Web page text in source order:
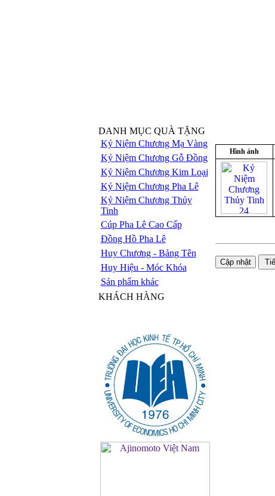
DANH MỤC QUÀ TẶNG
Kỷ Niệm Chương Mạ Vàng
Kỷ Niệm Chương Gỗ Đồng
Kỷ Niệm Chương Kim Loại
Kỷ Niệm Chương Pha Lê
Kỷ Niệm Chương Thủy
Tinh
Cúp Pha Lê Cao Cấp
Đồng Hồ Pha Lê
Huy Chương - Bảng Tên
Huy Hiệu - Móc Khóa
Sản phẩm khác
KHÁCH HÀNG
Hình ảnh